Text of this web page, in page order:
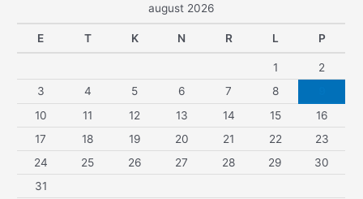
i
d
august 2026
E T K N R L P
1
2
3
4 5 6 7 8
10
11 12 13 14 15
16
17
18 19 20 21 22
23
24
25 26 27 28 29
30
31